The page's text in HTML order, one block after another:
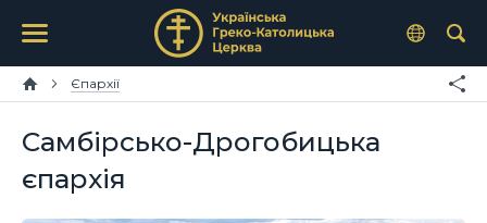
Єпархії
Самбірсько-Дрогобицька
єпархія